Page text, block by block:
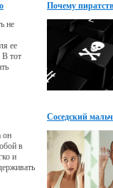
не
ее
тот
Почему
он
в
и
Соседский